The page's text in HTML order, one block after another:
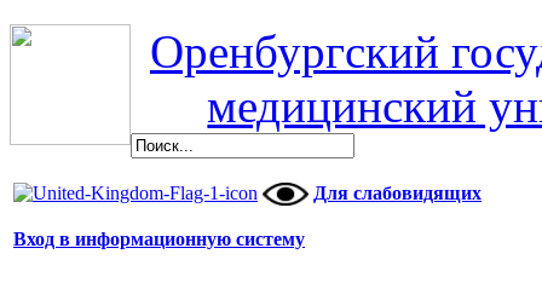
Оренбургский
медицинский
Для слабовидящих
Вход в информационную систему